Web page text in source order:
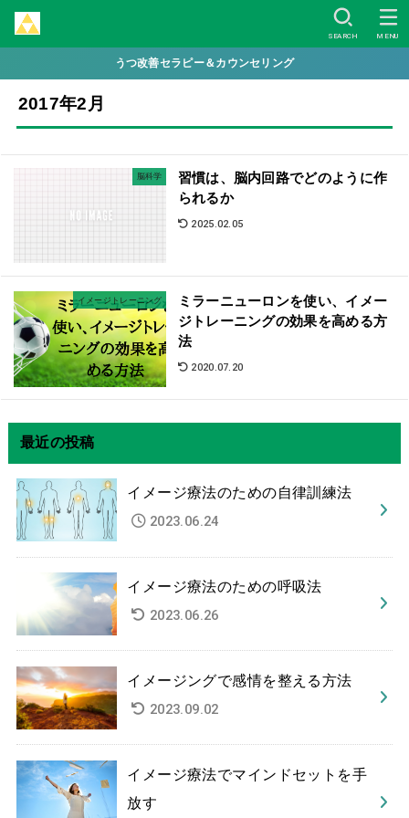
SEARCH MENU
うつ改善セラピー＆カウンセリング
2017年2月
脳科学
習慣は、脳内回路でどのように作
られるか
2025.02.05
イメージトレーニング
ミラーニューロンを使い、イメー
ジトレーニングの効果を高める方
法
2020.07.20
最近の投稿
イメージ療法のための自律訓練法
2023.06.24
イメージ療法のための呼吸法
2023.06.26
イメージングで感情を整える方法
2023.09.02
イメージ療法でマインドセットを手
放す